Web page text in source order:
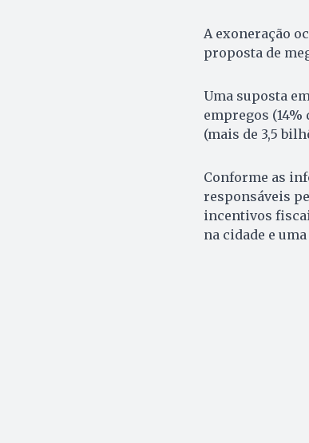
A exoneração
proposta de
Uma suposta
empregos
(mais de 3,5
Conforme as
responsáveis
incentivos
na cidade e